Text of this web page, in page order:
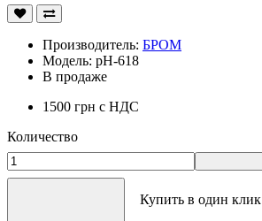
Производитель: БРОМ
Модель: pH-618
В продаже
1500 грн с НДС
Количество
Купить в один клик